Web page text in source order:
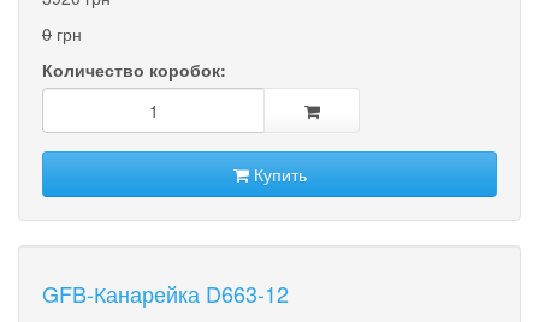
0 грн
Количество коробок:
Купить
GFB-Канарейка D663-12